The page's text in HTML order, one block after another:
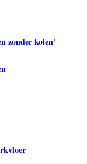
zonder kolen'